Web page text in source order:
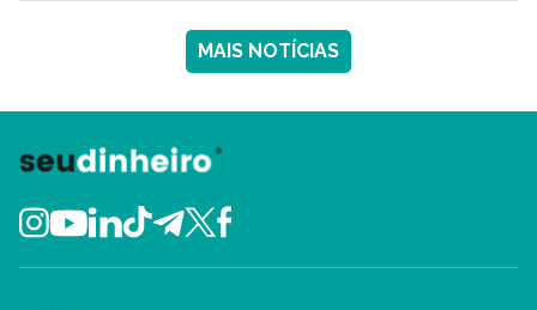
MAIS NOTÍCIAS